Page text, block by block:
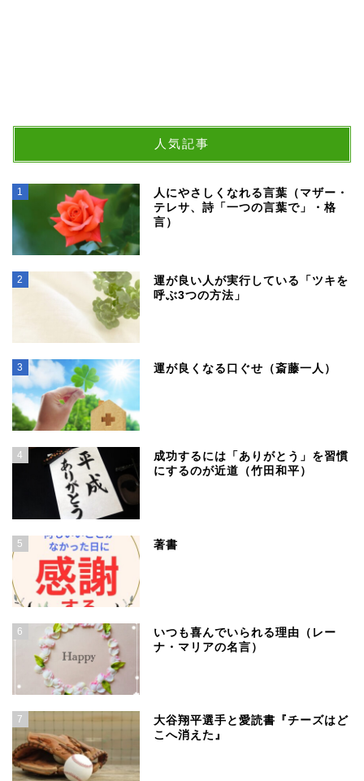
人気記事
1
人にやさしくなれる言葉（マザー・
テレサ、詩「一つの言葉で」・格
言）
2
運が良い人が実行している「ツキを
呼ぶ3つの方法」
3 運が良くなる口ぐせ（斎藤一人）
4
成功するには「ありがとう」を習慣
にするのが近道（竹田和平）
5 著書
6
いつも喜んでいられる理由（レー
ナ・マリアの名言）
7
大谷翔平選手と愛読書『チーズはど
こへ消えた』